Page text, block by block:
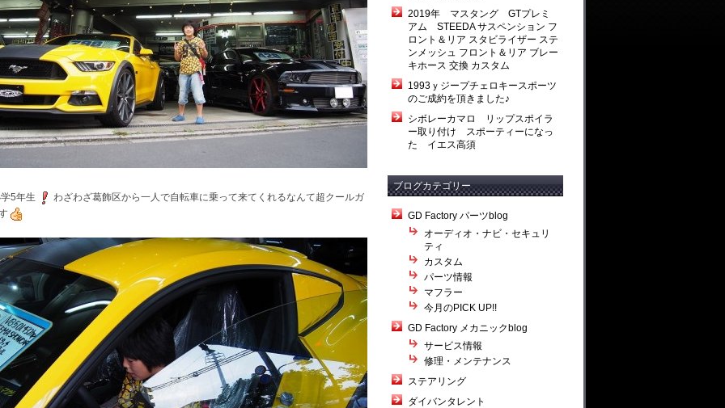
5年生
わざわざ葛飾区から一人で自転車に乗って来てくれるなんて超クールガ
2019年 マスタング GTプレミ
アム STEEDA サスペンション フ
ロント＆リア スタビライザー ステ
ンメッシュ フロント＆リア ブレー
キホース 交換 カスタム
1993ｙジープチェロキースポーツ
のご成約を頂きました♪
シボレーカマロ リップスポイラ
ー取り付け スポーティーになっ
た イエス高須
ブログカテゴリー
GD Factory パーツblog
オーディオ・ナビ・セキュリ
ティ
カスタム
パーツ情報
マフラー
今月のPICK UP!!
GD Factory メカニックblog
サービス情報
修理・メンテナンス
ステアリング
ダイバンタレント